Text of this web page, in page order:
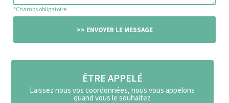
*Champs obligatoire
ÊTRE APPELÉ
Laissez nous vos coordonnées, nous vous appelons
quand vous le souhaitez